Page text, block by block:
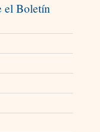
el Boletín